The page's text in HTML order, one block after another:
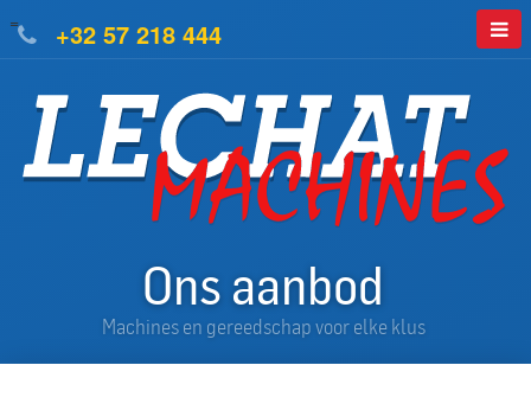
+32 57 218 444
=
Ons aanbod
Machines en gereedschap voor elke klus